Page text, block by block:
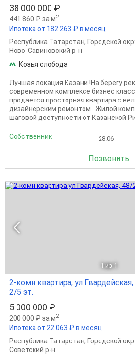
38 000 000 ₽
441 860 ₽ за м2
Ипотека от 182 263 ₽ в месяц
Республика Татарстан, Городской
Ново-Савиновский р-н
Козья слобода
Лучшая локация Казани !На берегу
современном комплексе бизнес
продается просторная квартира с
дизайнерским ремонтом . Жилой
шаговой доступности от Казанской
Собственник 28.06
Позвонить
1 из 1
2-комн квартира, ул
2/5 эт.
5 000 000 ₽
200 000 ₽ за м2
Ипотека от 22 063 ₽ в месяц
Республика Татарстан, Городской
Советский р-н